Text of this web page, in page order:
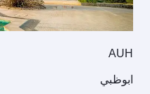
AUH
ابوظبي